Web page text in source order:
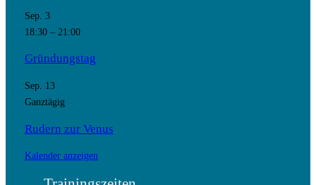
Sep. 3
18:30– 21:00
Gründungstag
Sep. 13
Ganztägig
Rudern zur Venus
Kalender anzeigen